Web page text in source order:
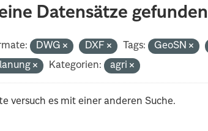
Datensätze gefunden
DWG DXF Tags: GeoSN
Kategorien: agri
versuch es mit einer anderen Suche.